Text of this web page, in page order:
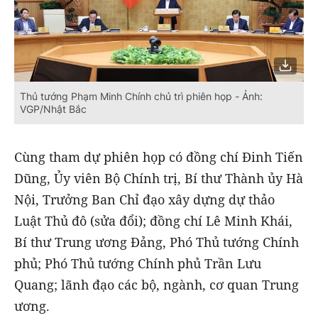
Thủ tướng Phạm Minh Chính chủ trì phiên họp - Ảnh:
VGP/Nhật Bắc
Cùng tham dự phiên họp có đồng chí Đinh Tiến
Dũng, Ủy viên Bộ Chính trị, Bí thư Thành ủy Hà
Nội, Trưởng Ban Chỉ đạo xây dựng dự thảo
Luật Thủ đô (sửa đổi); đồng chí Lê Minh Khái,
Bí thư Trung ương Đảng, Phó Thủ tướng Chính
phủ; Phó Thủ tướng Chính phủ Trần Lưu
Quang; lãnh đạo các bộ, ngành, cơ quan Trung
ương.